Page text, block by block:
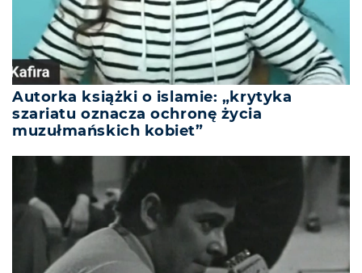
Autorka książki o islamie: „krytyka
szariatu oznacza ochronę życia
muzułmańskich kobiet”